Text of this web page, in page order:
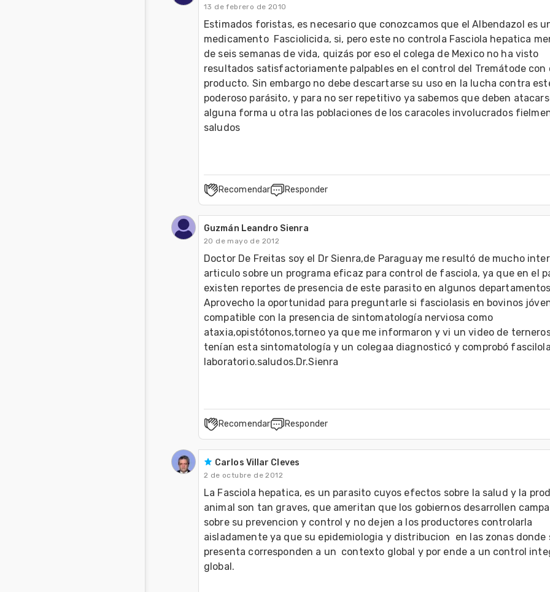
13 de febrero de 2010
Estimados foristas, es necesario que conozcamos que el Albendazol es
medicamento  Fasciolicida, si, pero este no controla Fasciola hepatica
de seis semanas de vida, quizás por eso el colega de Mexico no ha visto
resultados satisfactoriamente palpables en el control del Tremátode con
producto. Sin embargo no debe descartarse su uso en la lucha contra
poderoso parásito, y para no ser repetitivo ya sabemos que deben
alguna forma u otra las poblaciones de los caracoles involucrados
saludos
Recomendar Responder
Guzmán Leandro Sienra
20 de mayo de 2012
Doctor De Freitas soy el Dr Sienra,de Paraguay me resultó de mucho
articulo sobre un programa eficaz para control de fasciola, ya que en el
existen reportes de presencia de este parasito en algunos
Aprovecho la oportunidad para preguntarle si fasciolasis en bovinos
compatible con la presencia de sintomatología nerviosa como
ataxia,opistótonos,torneo ya que me informaron y vi un video de
tenían esta sintomatología y un colegaa diagnosticó y comprobó
laboratorio.saludos.Dr.Sienra
Recomendar Responder
Carlos Villar Cleves
2 de octubre de 2012
La Fasciola hepatica, es un parasito cuyos efectos sobre la salud y la
animal son tan graves, que ameritan que los gobiernos desarrollen
sobre su prevencion y control y no dejen a los productores controlarla
aisladamente ya que su epidemiologia y distribucion  en las zonas donde
presenta corresponden a un  contexto global y por ende a un control
global.